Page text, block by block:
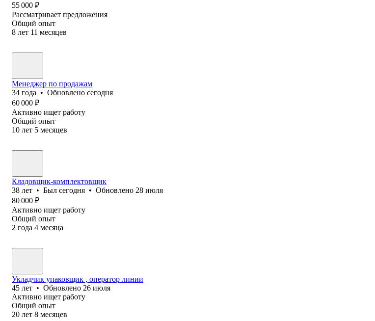
55 000 ₽
Рассматривает предложения
Общий опыт
8 лет 11 месяцев
Менеджер по продажам
34 года • Обновлено сегодня
60 000 ₽
Активно ищет работу
Общий опыт
10 лет 5 месяцев
Кладовщик-комплектовщик
38 лет • Был сегодня • Обновлено 28 июля
80 000 ₽
Активно ищет работу
Общий опыт
2 года 4 месяца
Укладчик упаковщик , оператор линии
45 лет • Обновлено 26 июля
Активно ищет работу
Общий опыт
20 лет 8 месяцев